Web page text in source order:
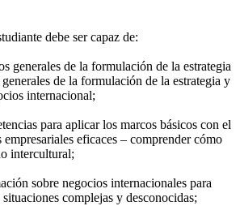
debe ser capaz de:
generales de la formulación de la estrategia
de la formulación de la estrategia y
internacional;
para aplicar los marcos básicos con el
eficaces – comprender cómo
intercultural;
sobre negocios internacionales para
complejas y desconocidas;